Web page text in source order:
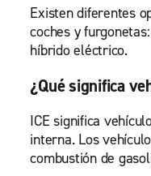
Existen diferentes
coches y
híbrido eléctrico.
¿Qué significa
ICE significa
interna. Los
combustión de